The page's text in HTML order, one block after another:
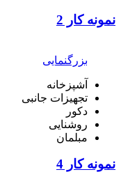
نمونه کار 2
بزرگنمایی
آشپزخانه
تجهیزات جانبی
دکور
روشنایی
مبلمان
نمونه کار 4